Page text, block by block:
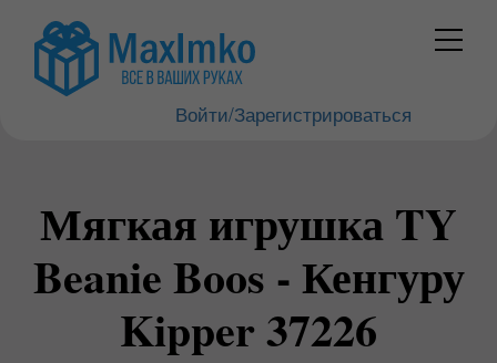
Войти/Зарегистрироваться
Мягкая игрушка TY
Beanie Boos - Кенгуру
Kipper 37226